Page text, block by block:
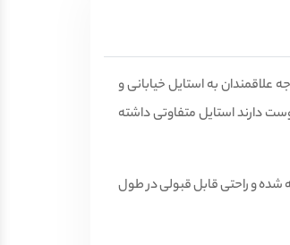
به استایل خیابانی و
دارند استایل متفاوتی داشته
و راحتی قابل قبولی در طول